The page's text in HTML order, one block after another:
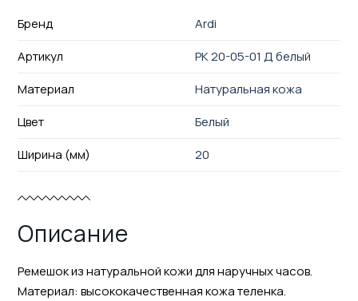
Бренд
Ardi
Артикул
РК 20-05-01 Д белый
Материал
Натуральная кожа
Цвет
Белый
Ширина (мм)
20
Описание
Ремешок из натуральной кожи для наручных часов.
Материал: высококачественная кожа теленка.